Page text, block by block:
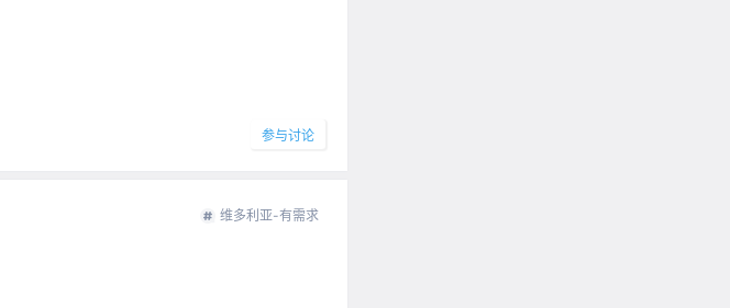
参与讨论
维多利亚-有需求